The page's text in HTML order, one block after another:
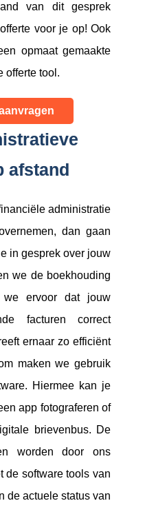
van dit gesprek
voor je op! Ook
opmaat gemaakte
offerte tool.
afstand
administratie
dan gaan
in gesprek over jouw
we de boekhouding
ervoor dat jouw
facturen correct
ernaar zo efficiënt
maken we gebruik
Hiermee kan je
app fotograferen of
brievenbus. De
worden door ons
de software tools van
de actuele status van